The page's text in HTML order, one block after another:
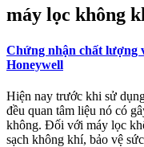
máy lọc không
Chứng nhận chất lượng
Honeywell
Hiện nay trước khi sử
đều quan tâm liệu nó có
không. Đối với máy lọc
sạch không khí, bảo vệ